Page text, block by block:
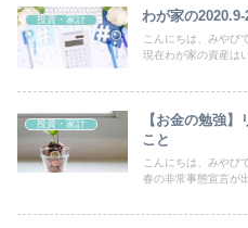
投資・家計 わが家の
こんにちは、みやび
現在わが家の資産は
投資・家計
【お金の勉強
こと
こんにちは、みやび
春の非常事態宣言が